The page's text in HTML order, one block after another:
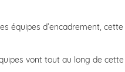
équipes d’encadrement, cette
vont tout au long de